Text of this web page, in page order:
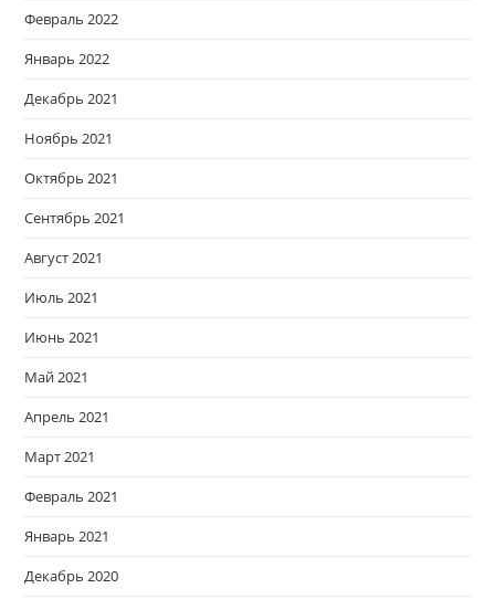
Февраль 2022
Январь 2022
Декабрь 2021
Ноябрь 2021
Октябрь 2021
Сентябрь 2021
Август 2021
Июль 2021
Июнь 2021
Май 2021
Апрель 2021
Март 2021
Февраль 2021
Январь 2021
Декабрь 2020